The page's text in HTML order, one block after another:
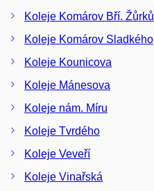
Koleje Komárov Bří. Žůrků
Koleje Komárov Sladkého
Koleje Kounicova
Koleje Mánesova
Koleje nám. Míru
Koleje Tvrdého
Koleje Veveří
Koleje Vinařská